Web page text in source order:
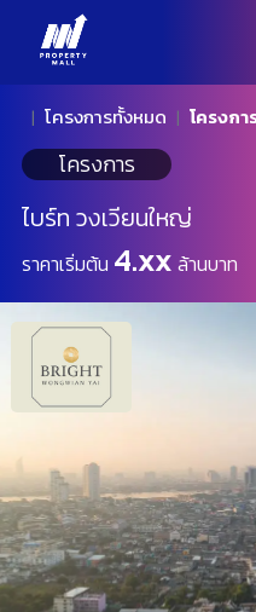
โครงการทั้งหมด โครงก
โครงการ
ไบร์ท วงเวียนใหญ่
ราคาเริ่มต้น 4.xx ล้านบาท